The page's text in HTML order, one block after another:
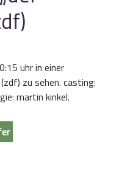
uhr in einer
zu sehen. casting:
martin kinkel.